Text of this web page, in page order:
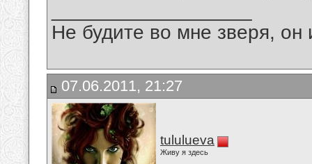
Не будите во мне зверя, он
07.06.2011, 21:27
tululueva
Живу я здесь